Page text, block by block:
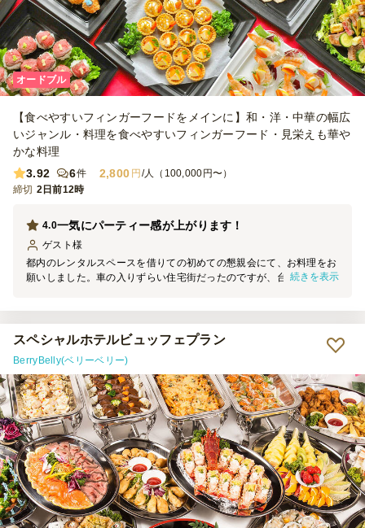
オードブル
【食べやすいフィンガーフードをメインに】和・洋・中華の幅広
いジャンル・料理を食べやすいフィンガーフード・見栄えも華や
かな料理
3.92
6件 2,800 円/人（100,000円〜）
締切 2日前12時
一気にパーティー感が上がります！
4.0
ゲスト 様
都内のレンタルスペースを借りての初めての懇親会にて、お料理をお
願いしました。車の入りずらい住宅街だったのですが、台車に乗せて
続きを表示
スペシャルホテルビュッフェプラン
BerryBelly(ベリーベリー)